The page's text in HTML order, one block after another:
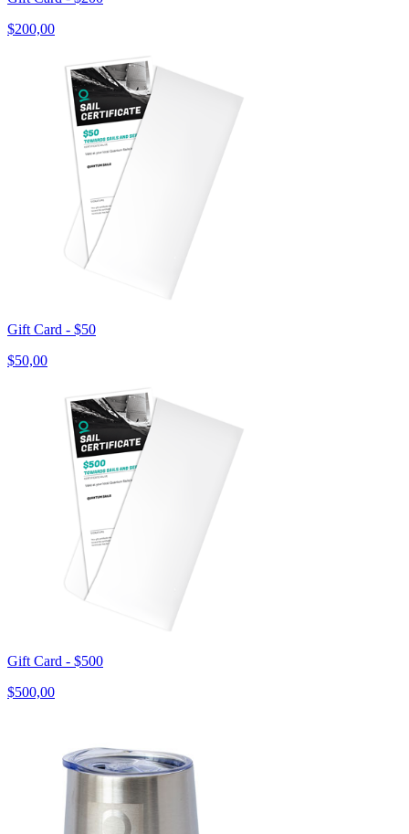
$200,00
Gift Card - $50
$50,00
Gift Card - $500
$500,00